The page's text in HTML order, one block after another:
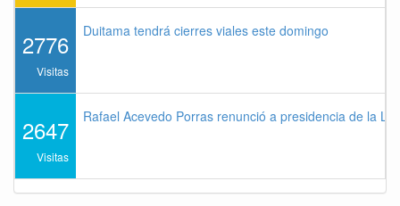
2776
Visitas
Duitama tendrá cierres viales este domingo
2647
Visitas
Rafael Acevedo Porras renunció a presidencia de la